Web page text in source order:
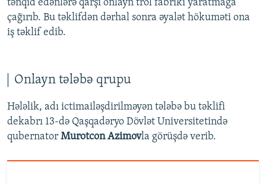
tənqid edənlərə qarşı onlayn trol fabriki yaratmağa
çağırıb. Bu təklifdən dərhal sonra əyalət hökuməti ona
iş təklif edib.
Onlayn tələbə qrupu
Hələlik, adı ictimailəşdirilməyən tələbə bu təklifi
dekabrı 13-də Qaşqadəryo Dövlət Universitetində
qubernator Murotcon Azimovla görüşdə verib.